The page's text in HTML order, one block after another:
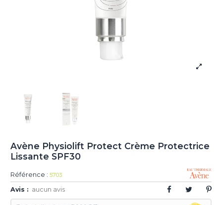
Avène Physiolift Protect Crème Protectrice
Lissante SPF30
Référence : 5703
Avis : aucun avis